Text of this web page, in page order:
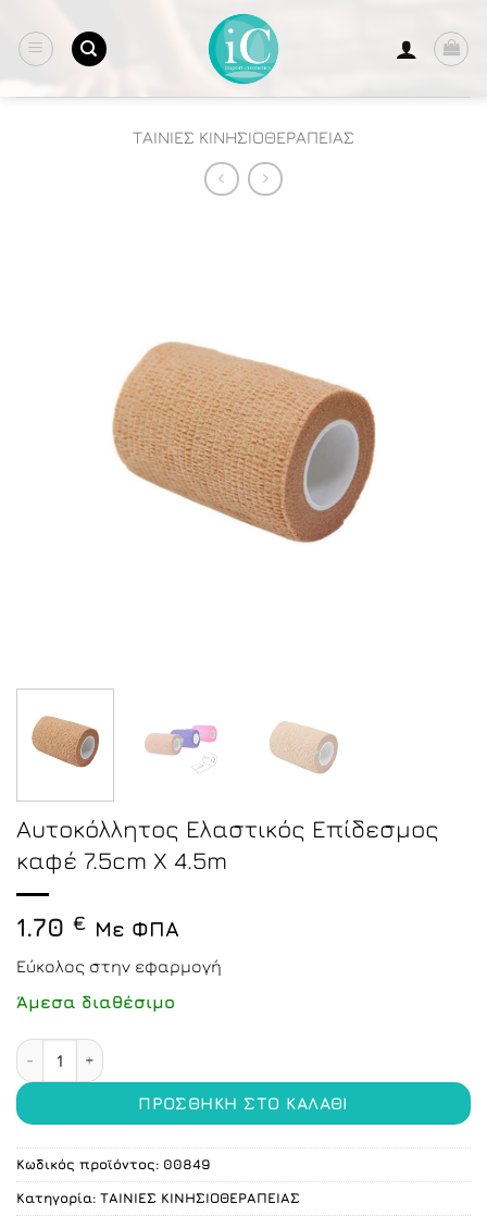
στο
περιεχόμενο
ΤΑΙΝΙΕΣ ΚΙΝΗΣΙΟΘΕΡΑΠΕΙΑΣ
Αυτοκόλλητος Ελαστικός Επίδεσμος
καφέ 7.5cm X 4.5m
1.70 € Με ΦΠΑ
Εύκολος στην εφαρμογή
Άμεσα διαθέσιμο
Αυτοκόλλητος Ελαστικός Επίδεσμος καφέ 7.5cm X 4.5m
ΠΡΟΣΘΉΚΗ ΣΤΟ ΚΑΛΆΘΙ
Κωδικός προϊόντος: 00849
Κατηγορία: ΤΑΙΝΙΕΣ ΚΙΝΗΣΙΟΘΕΡΑΠΕΙΑΣ